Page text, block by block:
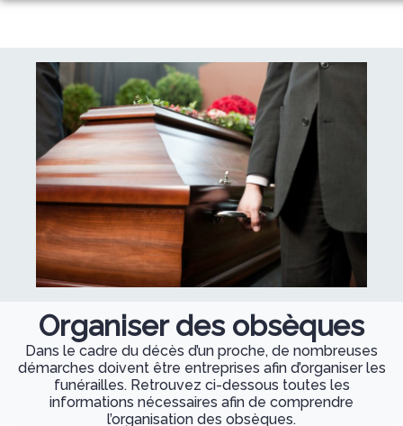
Aller
contenu
ORGANISER DES OBSÈQUES
PRÉVOIR SES OBSÈQUES
MONUMENTS FUNÉRAIRES
SERVICES AUX FAMILLES
NOS AGENCES
AGENCE DE RAIMBEAUCOURT
AGENCE DE CUINCY
AGENCE D’AUBY
ESPACES HOMMAGES
NOTRE CHAMBRE FUNÉRAIRE
SITE MARBRERIE
Organiser des obsèques
Dans le cadre du décès d’un proche, de nombreuses
démarches doivent être entreprises afin d’organiser les
funérailles. Retrouvez ci-dessous toutes les
informations nécessaires afin de comprendre
l’organisation des obsèques.